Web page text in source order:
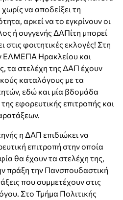
να αποδείξει τη
αρκεί να το εγκρίνουν οι
ή συγγενής ΔΑΠίτη μπορεί
στις φοιτητικές εκλογές! Στη
ΕΛΜΕΠΑ Ηρακλείου και
τα στελέχη της ΔΑΠ έχουν
καταλόγους με τα
εδώ και μία βδομάδα
εφορευτικής επιτροπής και
η ΔΑΠ επιδιώκει να
επιτροπή στην οποία
θα έχουν τα στελέχη της,
πράξη την Πανσπουδαστική
που συμμετέχουν στις
Στο Τμήμα Πολιτικής